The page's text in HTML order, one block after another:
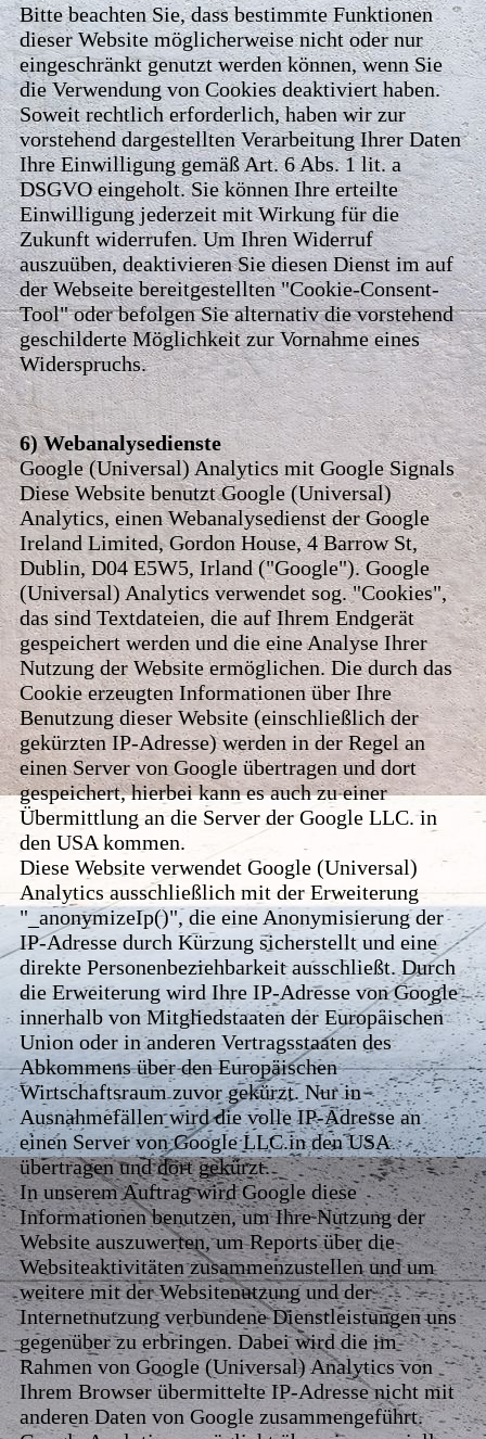
Bitte beachten Sie, dass bestimmte Funktionen
dieser Website möglicherweise nicht oder nur
eingeschränkt genutzt werden können, wenn Sie
die Verwendung von Cookies deaktiviert haben.
Soweit rechtlich erforderlich, haben wir zur
vorstehend dargestellten Verarbeitung Ihrer Daten
Ihre Einwilligung gemäß Art. 6 Abs. 1 lit. a
DSGVO eingeholt. Sie können Ihre erteilte
Einwilligung jederzeit mit Wirkung für die
Zukunft widerrufen. Um Ihren Widerruf
auszuüben, deaktivieren Sie diesen Dienst im auf
der Webseite bereitgestellten "Cookie-Consent-
Tool" oder befolgen Sie alternativ die vorstehend
geschilderte Möglichkeit zur Vornahme eines
Widerspruchs.
6) Webanalysedienste
Google (Universal) Analytics mit Google Signals
Diese Website benutzt Google (Universal)
Analytics, einen Webanalysedienst der Google
Ireland Limited, Gordon House, 4 Barrow St,
Dublin, D04 E5W5, Irland ("Google"). Google
(Universal) Analytics verwendet sog. "Cookies",
das sind Textdateien, die auf Ihrem Endgerät
gespeichert werden und die eine Analyse Ihrer
Nutzung der Website ermöglichen. Die durch das
Cookie erzeugten Informationen über Ihre
Benutzung dieser Website (einschließlich der
gekürzten IP-Adresse) werden in der Regel an
einen Server von Google übertragen und dort
gespeichert, hierbei kann es auch zu einer
Übermittlung an die Server der Google LLC. in
den USA kommen.
Diese Website verwendet Google (Universal)
Analytics ausschließlich mit der Erweiterung
"_anonymizeIp()", die eine Anonymisierung der
IP-Adresse durch Kürzung sicherstellt und eine
direkte Personenbeziehbarkeit ausschließt. Durch
die Erweiterung wird Ihre IP-Adresse von Google
innerhalb von Mitgliedstaaten der Europäischen
Union oder in anderen Vertragsstaaten des
Abkommens über den Europäischen
Wirtschaftsraum zuvor gekürzt. Nur in
Ausnahmefällen wird die volle IP-Adresse an
einen Server von Google LLC.in den USA
übertragen und dort gekürzt.
In unserem Auftrag wird Google diese
Informationen benutzen, um Ihre Nutzung der
Website auszuwerten, um Reports über die
Websiteaktivitäten zusammenzustellen und um
weitere mit der Websitenutzung und der
Internetnutzung verbundene Dienstleistungen uns
gegenüber zu erbringen. Dabei wird die im
Rahmen von Google (Universal) Analytics von
Ihrem Browser übermittelte IP-Adresse nicht mit
anderen Daten von Google zusammengeführt.